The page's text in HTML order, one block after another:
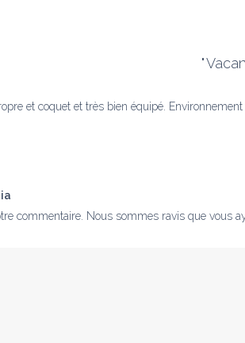
"
et coquet et très bien équipé.
commentaire. Nous sommes ravis que vous